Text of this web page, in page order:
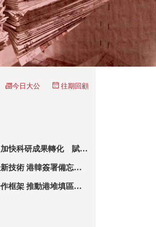
今日大公 往期回顧
加快科研成果轉化 賦能
新技術 港韓簽署備忘
框架 推動港堆填區氣